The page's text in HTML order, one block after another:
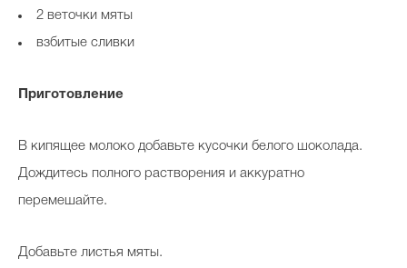
2 веточки мяты
взбитые сливки
Приготовление
В кипящее молоко добавьте кусочки белого шоколада.
Дождитесь полного растворения и аккуратно
перемешайте.
Добавьте листья мяты.